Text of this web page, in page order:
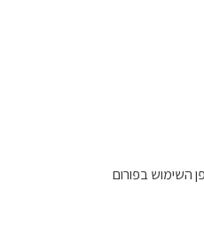
השימוש בפורום